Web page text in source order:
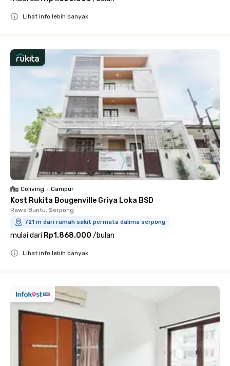
Lihat info lebih banyak
Coliving • Campur
Kost Rukita Bougenville Griya Loka BSD
Rawa Buntu, Serpong
721 m dari rumah sakit permata dalima serpong
mulai dari Rp1.868.000 /bulan
Lihat info lebih banyak